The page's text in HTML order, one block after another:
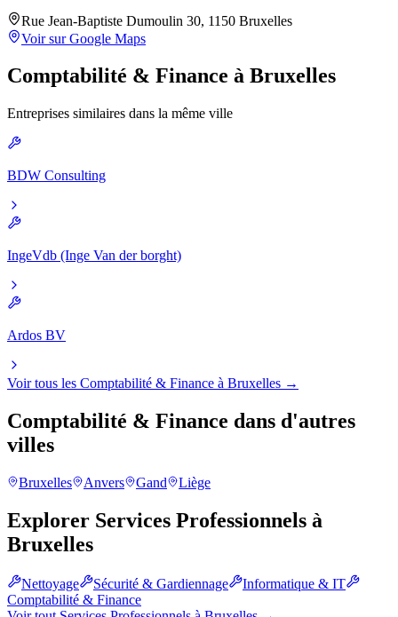
Rue Jean-Baptiste Dumoulin 30, 1150 Bruxelles
Voir sur Google Maps
Comptabilité & Finance à Bruxelles
Entreprises similaires dans la même ville
BDW Consulting
IngeVdb (Inge Van der borght)
Ardos BV
Voir tous les Comptabilité & Finance à Bruxelles →
Comptabilité & Finance dans d'autres
villes
Bruxelles Anvers Gand Liège
Explorer Services Professionnels à
Bruxelles
Nettoyage Sécurité & Gardiennage
Informatique & IT
Comptabilité & Finance